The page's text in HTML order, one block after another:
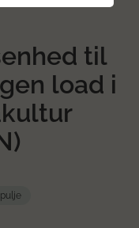
til
load i